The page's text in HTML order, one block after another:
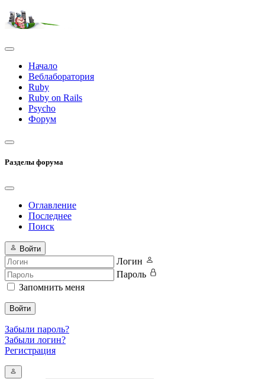
Начало
Веблаборатория
Ruby
Ruby on Rails
Psycho
Форум
Разделы форума
Оглавление
Последнее
Поиск
Войти
Логин
Пароль
Запомнить меня
Войти
Забыли пароль?
Забыли логин?
Регистрация